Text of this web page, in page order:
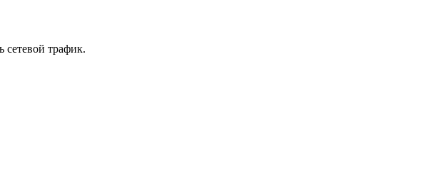
сетевой трафик.